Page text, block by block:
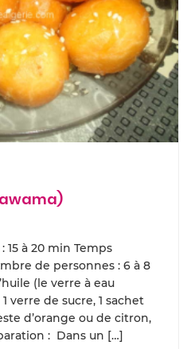
à 20 min Temps
de personnes : 6 à 8
(le verre à eau
verre de sucre, 1 sachet
d’orange ou de citron,
: Dans un […]